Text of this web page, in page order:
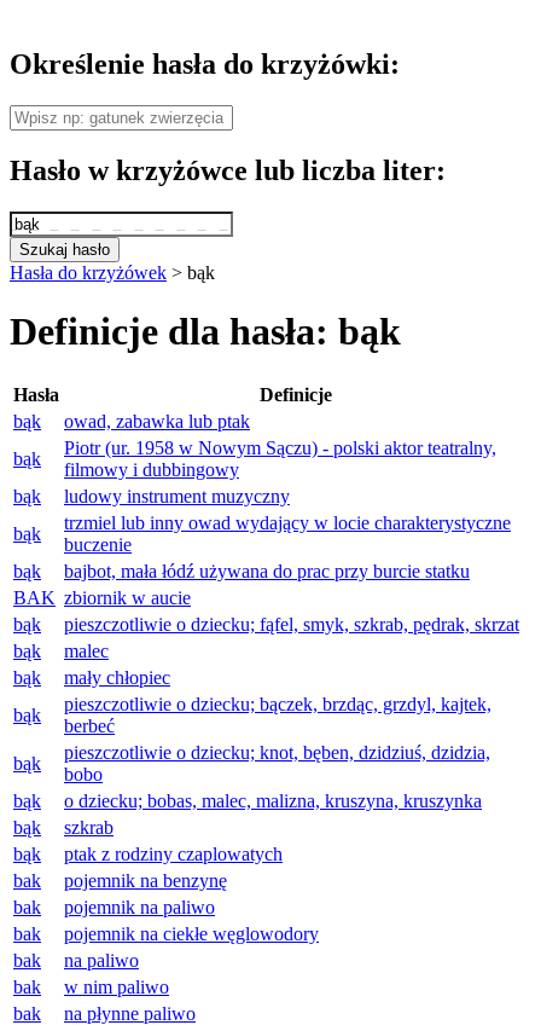
Określenie hasła do krzyżówki:
Hasło w krzyżówce lub liczba liter:
Szukaj hasło
Hasła do krzyżówek > bąk
Definicje dla hasła: bąk
Hasła
Definicje
bąk
owad, zabawka lub ptak
bąk
Piotr (ur. 1958 w Nowym Sączu) - polski aktor teatralny,
filmowy i dubbingowy
bąk
ludowy instrument muzyczny
bąk
trzmiel lub inny owad wydający w locie charakterystyczne
buczenie
bąk
bajbot, mała łódź używana do prac przy burcie statku
BAK zbiornik w aucie
bąk
pieszczotliwie o dziecku; fąfel, smyk, szkrab, pędrak, skrzat
bąk
malec
bąk
mały chłopiec
bąk
pieszczotliwie o dziecku; bączek, brzdąc, grzdyl, kajtek,
berbeć
bąk
pieszczotliwie o dziecku; knot, bęben, dzidziuś, dzidzia,
bobo
bąk
o dziecku; bobas, malec, malizna, kruszyna, kruszynka
bąk
szkrab
bąk
ptak z rodziny czaplowatych
bak
pojemnik na benzynę
bak
pojemnik na paliwo
bak
pojemnik na ciekłe węglowodory
bak
na paliwo
bak
w nim paliwo
bak
na płynne paliwo